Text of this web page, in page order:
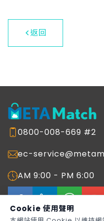
返回
0800-008-669 #2
ec-
AM 9:00 - PM 6:00
Cookie 使用聲明